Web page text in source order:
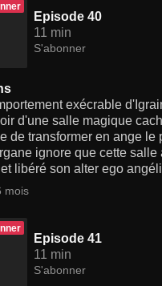
Episode 40
11 min
S'abonner
exécrable
d'une salle magique
de transformer en ange le
ignore que cette salle
libéré son alter ego
mois
Episode 41
11 min
S'abonner